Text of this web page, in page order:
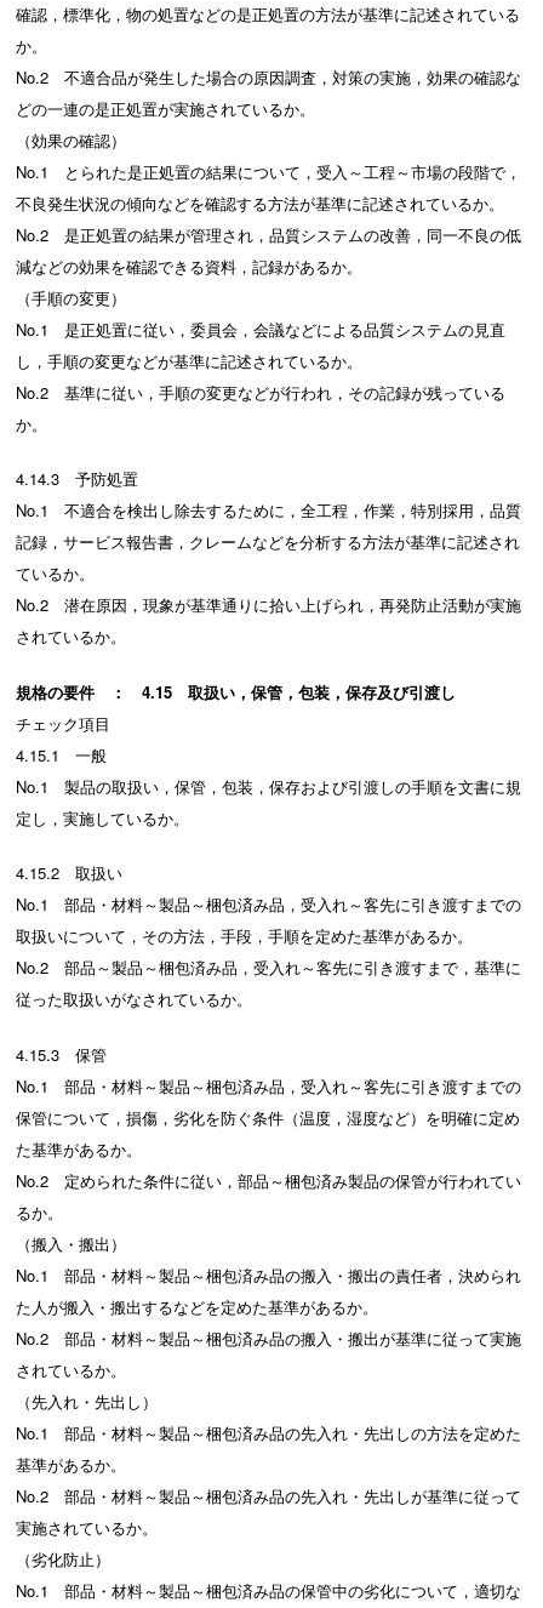
確認，標準化，物の処置などの是正処置の方法が基準に記述されている
か。
No.2 不適合品が発生した場合の原因調査，対策の実施，効果の確認な
どの一連の是正処置が実施されているか。
（効果の確認）
No.1 とられた是正処置の結果について，受入～工程～市場の段階で，
不良発生状況の傾向などを確認する方法が基準に記述されているか。
No.2 是正処置の結果が管理され，品質システムの改善，同一不良の低
減などの効果を確認できる資料，記録があるか。
（手順の変更）
No.1 是正処置に従い，委員会，会議などによる品質システムの見直
し，手順の変更などが基準に記述されているか。
No.2 基準に従い，手順の変更などが行われ，その記録が残っている
か。
4.14.3 予防処置
No.1 不適合を検出し除去するために，全工程，作業，特別採用，品質
記録，サービス報告書，クレームなどを分析する方法が基準に記述され
ているか。
No.2 潜在原因，現象が基準通りに拾い上げられ，再発防止活動が実施
されているか。
規格の要件 ： 4.15 取扱い，保管，包装，保存及び引渡し
チェック項目
4.15.1 一般
No.1 製品の取扱い，保管，包装，保存および引渡しの手順を文書に規
定し，実施しているか。
4.15.2 取扱い
No.1 部品・材料～製品～梱包済み品，受入れ～客先に引き渡すまでの
取扱いについて，その方法，手段，手順を定めた基準があるか。
No.2 部品～製品～梱包済み品，受入れ～客先に引き渡すまで，基準に
従った取扱いがなされているか。
4.15.3 保管
No.1 部品・材料～製品～梱包済み品，受入れ～客先に引き渡すまでの
保管について，損傷，劣化を防ぐ条件（温度，湿度など）を明確に定め
た基準があるか。
No.2 定められた条件に従い，部品～梱包済み製品の保管が行われてい
るか。
（搬入・搬出）
No.1 部品・材料～製品～梱包済み品の搬入・搬出の責任者，決められ
た人が搬入・搬出するなどを定めた基準があるか。
No.2 部品・材料～製品～梱包済み品の搬入・搬出が基準に従って実施
されているか。
（先入れ・先出し）
No.1 部品・材料～製品～梱包済み品の先入れ・先出しの方法を定めた
基準があるか。
No.2 部品・材料～製品～梱包済み品の先入れ・先出しが基準に従って
実施されているか。
（劣化防止）
No.1 部品・材料～製品～梱包済み品の保管中の劣化について，適切な